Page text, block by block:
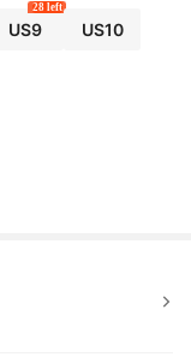
US9
28 left
US10